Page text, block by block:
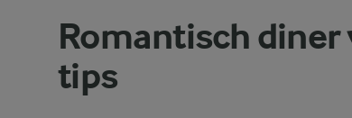
Romantisch diner
tips